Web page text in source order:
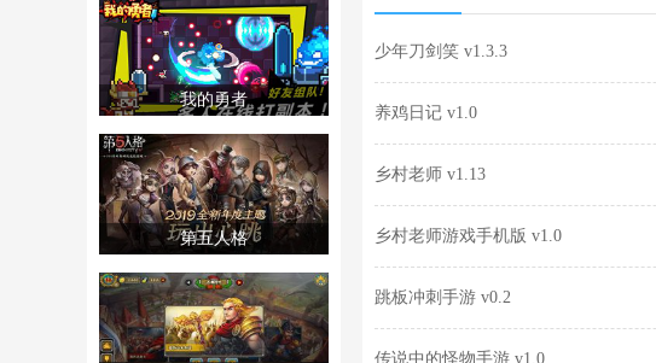
我的勇者
第五人格
少年刀剑笑 v1.3.3
养鸡日记 v1.0
乡村老师 v1.13
乡村老师游戏手机版 v1.0
跳板冲刺手游 v0.2
传说中的怪物手游 v1.0